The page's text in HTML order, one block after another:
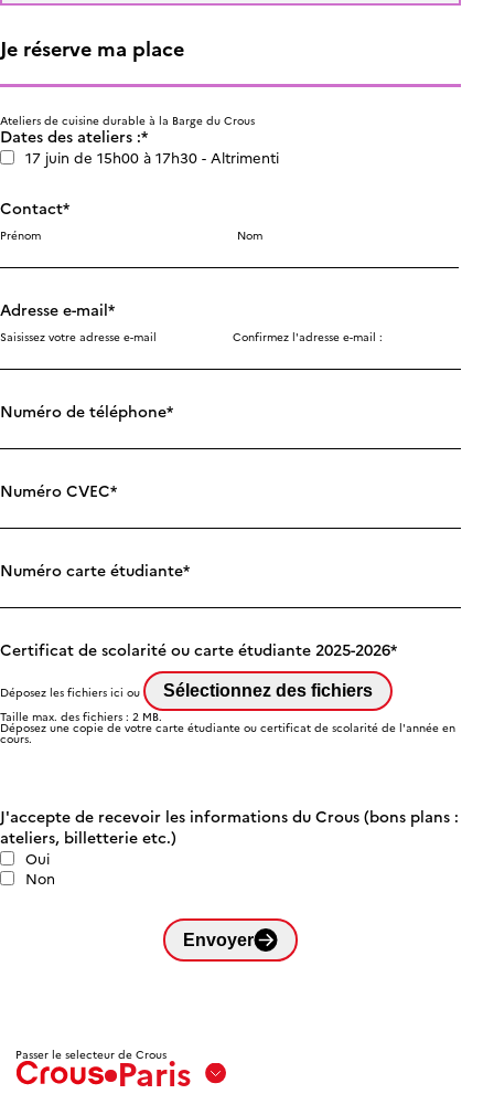
Je réserve ma place
Ateliers de cuisine durable à la Barge du Crous
Dates des ateliers :
17 juin de 15h00 à 17h30 - Altrimenti
Contact
Prénom Nom
Adresse e-mail
Saisissez votre adresse e-mail Confirmez l'adresse e-mail :
Numéro de téléphone
Numéro CVEC
Numéro carte étudiante
Certificat de scolarité ou carte étudiante 2025-2026
Déposez les fichiers ici ou Sélectionnez des fichiers
Taille max. des fichiers : 2 MB.
Déposez une copie de votre carte étudiante ou certificat de scolarité de l'année en
cours.
J'accepte de recevoir les informations du Crous (bons plans :
ateliers, billetterie etc.)
Oui
Non
Envoyer
Passer le selecteur de Crous
Paris